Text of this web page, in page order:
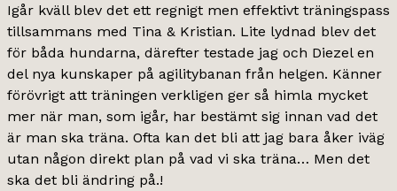
Igår kväll blev det ett regnigt men effektivt träningspass
tillsammans med Tina & Kristian. Lite lydnad blev det
för båda hundarna, därefter testade jag och Diezel en
del nya kunskaper på agilitybanan från helgen. Känner
förövrigt att träningen verkligen ger så himla mycket
mer när man, som igår, har bestämt sig innan vad det
är man ska träna. Ofta kan det bli att jag bara åker iväg
utan någon direkt plan på vad vi ska träna… Men det
ska det bli ändring på.!